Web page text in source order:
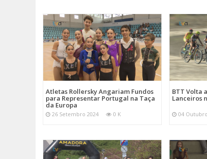
Atletas Rollersky Angariam Fundos
para Representar Portugal na Taça
da Europa
26 Setembro 2024 0 K
BTT Volta
Lanceiros
04